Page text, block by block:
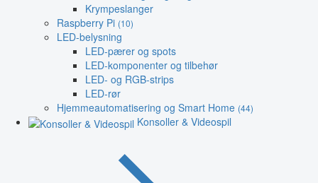
Krympeslanger
Raspberry Pi (10)
LED-belysning
LED-pærer og spots
LED-komponenter og tilbehør
LED- og RGB-strips
LED-rør
Hjemmeautomatisering og Smart Home (44)
Konsoller & Videospil